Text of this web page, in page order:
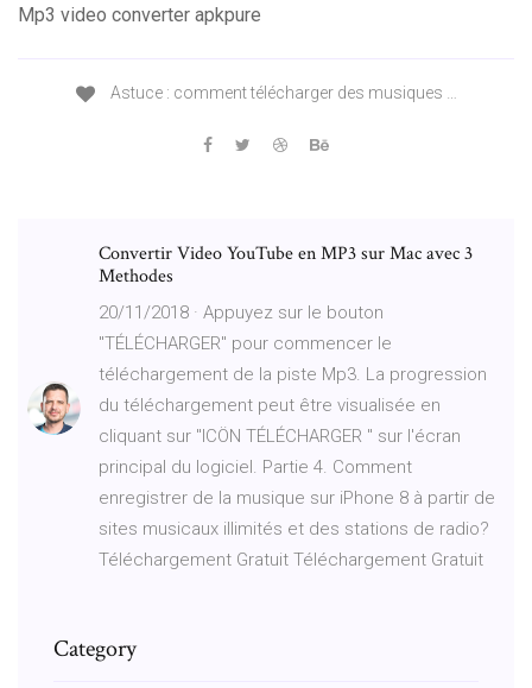
Mp3 video converter apkpure
Astuce : comment télécharger des musiques …
Convertir Video YouTube en MP3 sur Mac avec 3
Methodes
20/11/2018 · Appuyez sur le bouton
"TÉLÉCHARGER" pour commencer le
téléchargement de la piste Mp3. La progression
du téléchargement peut être visualisée en
cliquant sur "ICÖN TÉLÉCHARGER " sur l'écran
principal du logiciel. Partie 4. Comment
enregistrer de la musique sur iPhone 8 à partir de
sites musicaux illimités et des stations de radio?
Téléchargement Gratuit Téléchargement Gratuit
Category